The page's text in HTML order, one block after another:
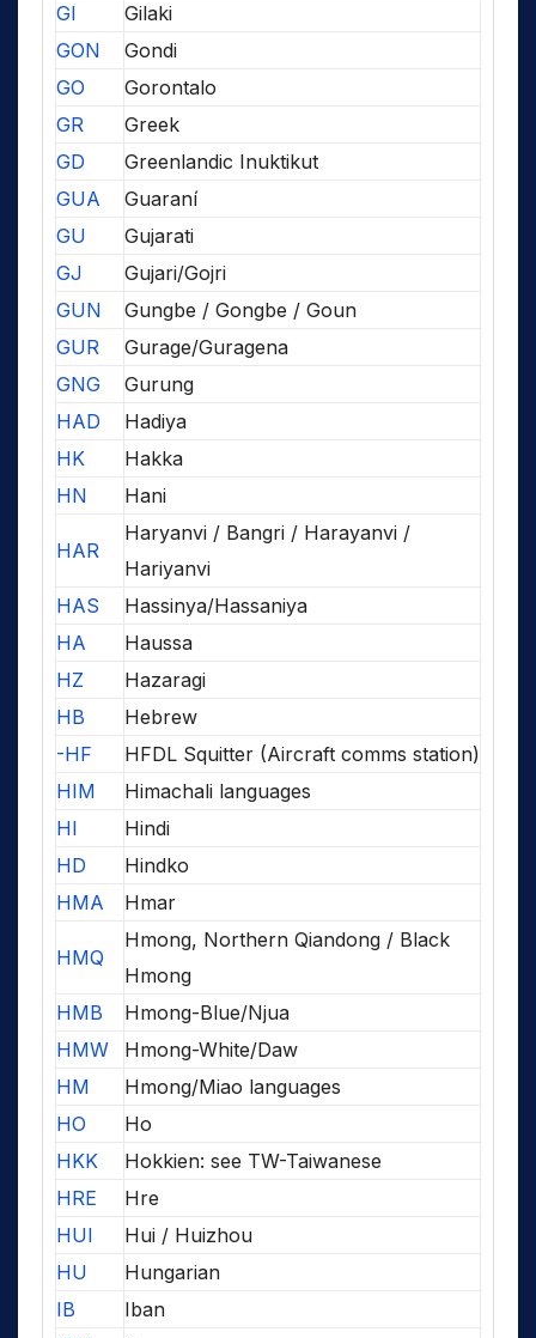
GI
Gilaki
GON
Gondi
GO
Gorontalo
GR
Greek
GD
Greenlandic Inuktikut
GUA
Guaraní
GU
Gujarati
GJ
Gujari/Gojri
GUN
Gungbe / Gongbe / Goun
GUR
Gurage/Guragena
GNG
Gurung
HAD
Hadiya
HK
Hakka
HN
Hani
HAR
Haryanvi / Bangri / Harayanvi /
Hariyanvi
HAS
Hassinya/Hassaniya
HA
Haussa
HZ
Hazaragi
HB
Hebrew
-HF
HFDL Squitter (Aircraft comms station)
HIM
Himachali languages
HI
Hindi
HD
Hindko
HMA
Hmar
HMQ
Hmong, Northern Qiandong / Black
Hmong
HMB
Hmong-Blue/Njua
HMW
Hmong-White/Daw
HM
Hmong/Miao languages
HO
Ho
HKK
Hokkien: see TW-Taiwanese
HRE
Hre
HUI
Hui / Huizhou
HU
Hungarian
IB
Iban